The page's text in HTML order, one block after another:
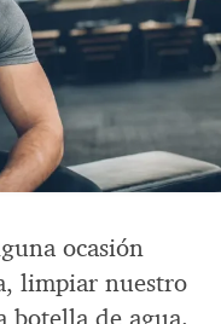
ocasión
limpiar nuestro